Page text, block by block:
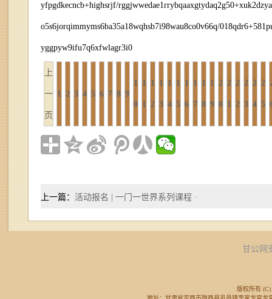
yfpgdkecncb+highsrjf/
o5s6jorqimmyms6ba35a18wqhsb7i98wau8co0v66q/
yggpyw9ifu7q6xfwlagr3i0
上
一
页
1 2 3 4 5 6 7 8 9
1
0
1
1
1
2
1
3
1
4
1
5
1
6
1
7
1
8
1
9
2
0
2
1
2
2
2
3
2
4
2
5
上一篇： 活动报名 | 一门一世界系列课程 ·
甘公网
版权所有